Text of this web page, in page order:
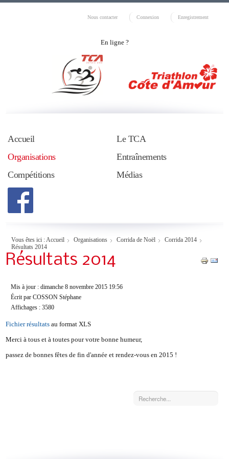
Nous contacter Connexion Enregistrement
En ligne ?
Accueil
Le TCA
Organisations
Entraînements
Compétitions
Médias
Vous êtes ici :Accueil Organisations Corrida de Noël
Corrida 2014
Résultats 2014
Résultats 2014
Mis à jour : dimanche 8 novembre 2015 19:56
Écrit par COSSON Stéphane
Affichages : 3580
Fichier résultats au format XLS
Merci à tous et à toutes pour votre bonne humeur,
passez de bonnes fêtes de fin d'année et rendez-vous en 2015 !